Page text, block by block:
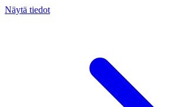
Näytä tiedot